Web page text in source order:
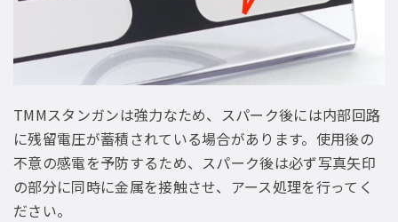
TMMスタンガンは強力なため、スパーク後には内部回路
に残留電圧が蓄積されている場合があります。使用後の
不意の感電を予防するため、スパーク後は必ず写真矢印
の部分に同時に金属を接触させ、アース処理を行ってく
ださい。